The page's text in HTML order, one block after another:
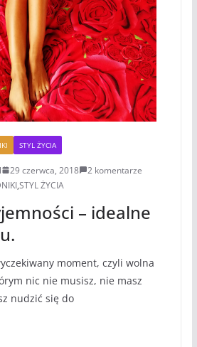
STYL ŻYCIA
29 czerwca, 2018
2 komentarze
,STYL ŻYCIA
– idealne
moment, czyli wolna
nic nie musisz, nie masz
nudzić się do